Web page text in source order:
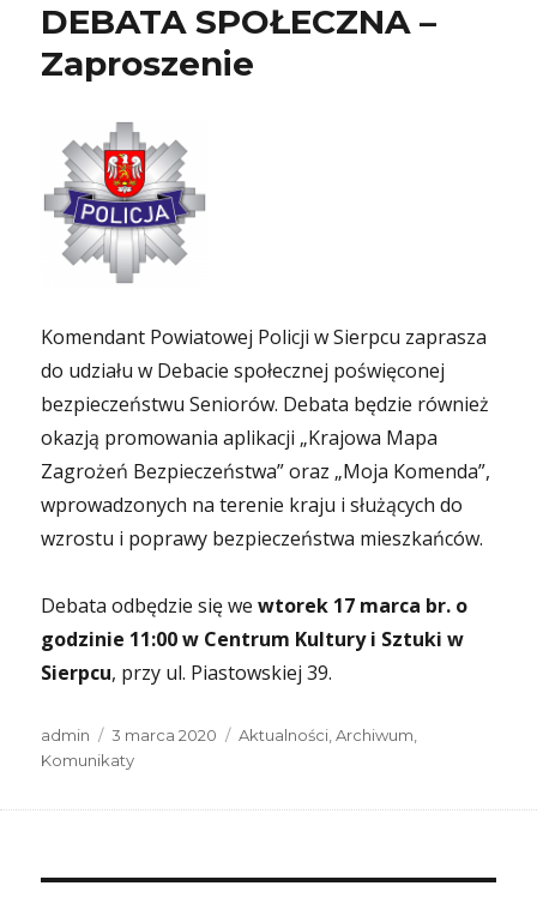
DEBATA SPOŁECZNA –
Zaproszenie
Komendant Powiatowej Policji w Sierpcu zaprasza
do udziału w Debacie społecznej poświęconej
bezpieczeństwu Seniorów. Debata będzie również
okazją promowania aplikacji „Krajowa Mapa
Zagrożeń Bezpieczeństwa” oraz „Moja Komenda”,
wprowadzonych na terenie kraju i służących do
wzrostu i poprawy bezpieczeństwa mieszkańców.
Debata odbędzie się we wtorek 17 marca br. o
godzinie 11:00 w Centrum Kultury i Sztuki w
Sierpcu, przy ul. Piastowskiej 39.
Autor
admin
Data
publikacji
3 marca 2020 Kategorie
Aktualności ,Archiwum
Komunikaty